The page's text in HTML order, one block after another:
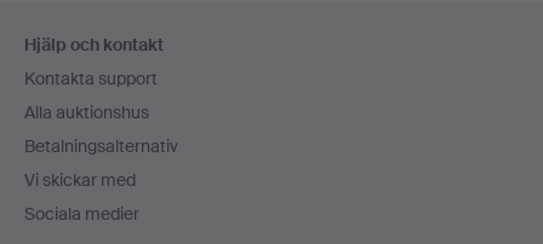
Hjälp och kontakt
Kontakta support
Alla auktionshus
Betalningsalternativ
Vi skickar med
Sociala medier